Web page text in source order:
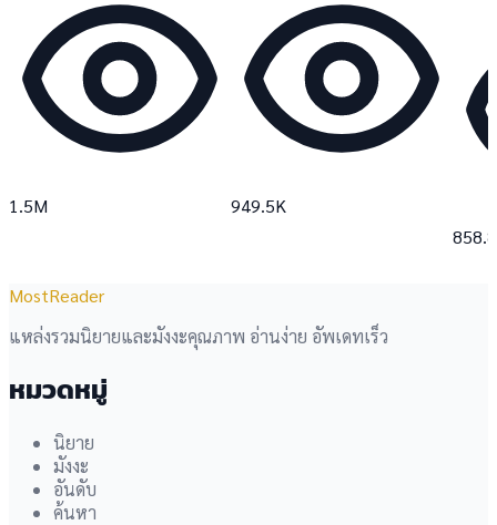
1.5M 949.5K
MostReader
แหล่งรวมนิยายและมังงะคุณภาพ อ่านง่าย อัพเดทเร็ว
หมวดหมู่
นิยาย
มังงะ
อันดับ
ค้นหา